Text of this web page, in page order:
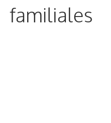
familiales